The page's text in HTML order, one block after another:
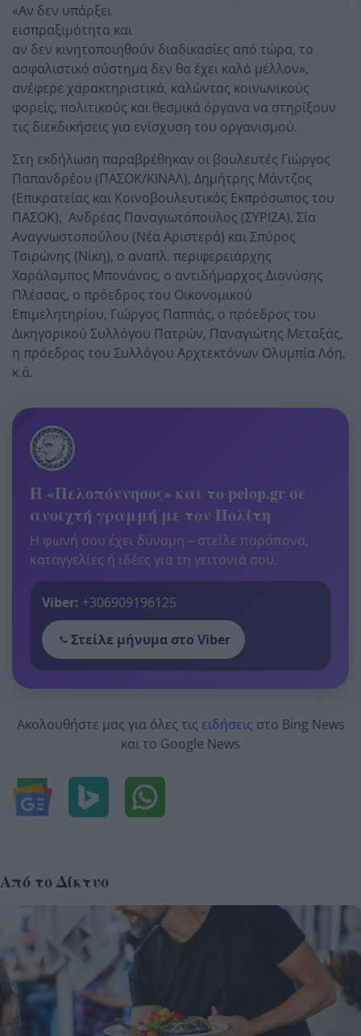
«Αν δεν υπάρξει
εισπραξιμότητα και
αν δεν κινητοποιηθούν διαδικασίες από τώρα, το
ασφαλιστικό σύστημα δεν θα έχει καλό μέλλον»,
ανέφερε χαρακτηριστικά, καλώντας κοινωνικούς
φορείς, πολιτικούς και θεσμικά όργανα να στηρίξουν
τις διεκδικήσεις για ενίσχυση του οργανισμού.
Στη εκδήλωση παραβρέθηκαν οι βουλευτές Γιώργος
Παπανδρέου (ΠΑΣΟΚ/ΚΙΝΑΛ), Δημήτρης Μάντζος
(Επικρατείας και Κοινοβουλευτικός Εκπρόσωπος του
ΠΑΣΟΚ), Ανδρέας Παναγιωτόπουλος (ΣΥΡΙΖΑ), Σία
Αναγνωστοπούλου (Νέα Αριστερά) και Σπύρος
Τσιρώνης (Νίκη), ο αναπλ. περιφερειάρχης
Χαράλαμπος Μπονάνος, ο αντιδήμαρχος Διονύσης
Πλέσσας, ο πρόεδρος του Οικονομικού
Επιμελητηρίου, Γιώργος Παππάς, ο πρόεδρος του
Δικηγορικού Συλλόγου Πατρών, Παναγιώτης Μεταξάς,
η πρόεδρος του Συλλόγου Αρχτεκτόνων Ολυμπία Λόη,
κ.ά.
Η «Πελοπόννησος» και το pelop.gr σε
ανοιχτή γραμμή με τον Πολίτη
Η φωνή σου έχει δύναμη – στείλε παράπονα,
καταγγελίες ή ιδέες για τη γειτονιά σου.
Viber: +306909196125
Στείλε μήνυμα στο Viber
Ακολουθήστε μας για όλες τις ειδήσεις στο Bing News
και το Google News
Από το Δίκτυο